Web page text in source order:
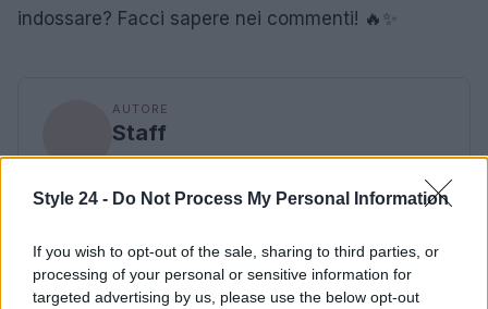
Style 24 - Do Not Process My Personal Information
If you wish to opt-out of the sale, sharing to third parties, or
processing of your personal or sensitive information for
targeted advertising by us, please use the below opt-out
indossare? Facci sapere nei commenti! 🔥✨
AUTORE
Staff